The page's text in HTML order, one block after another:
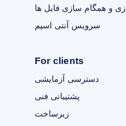
و همگام سازی فایل ها
سرویس آنتی اسپم
For clients
دسترسی آزمایشی
پشتیبانی فنی
زیرساخت